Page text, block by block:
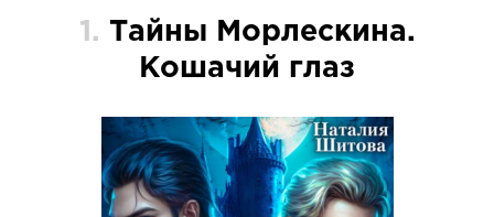
1. Тайны Морлескина.
Кошачий глаз